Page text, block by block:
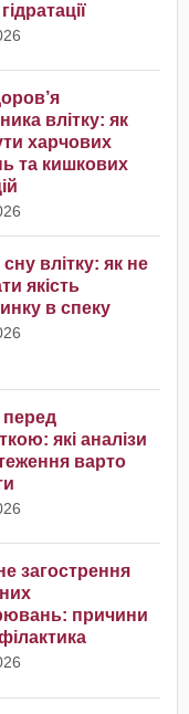
влітку: як
харчових
та кишкових
влітку: як не
якість
в спеку
перед
які аналізи
варто
загострення
причини